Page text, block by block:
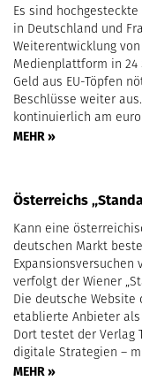
Es sind
in Deutschland und
Weiterentwicklung
Medienplattform in
Geld aus EU-Töpfen
Beschlüsse weiter
kontinuierlich am
MEHR »
Österreichs
Kann eine
deutschen Markt
verfolgt der Wiener
Die deutsche
etablierte Anbieter
Dort testet der Verlag
digitale Strategien –
MEHR »